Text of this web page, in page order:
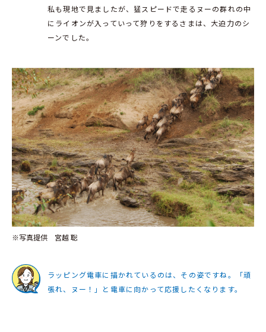
私も現地で見ましたが、猛スピードで走るヌーの群れの中
にライオンが入っていって狩りをするさまは、大迫力のシ
ーンでした。
※写真提供 宮越 聡
ラッピング電車に描かれているのは、その姿ですね。「頑
張れ、ヌー！」と電車に向かって応援したくなります。